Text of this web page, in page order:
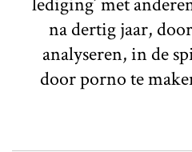
na dertig jaar,
analyseren, in de
door porno te